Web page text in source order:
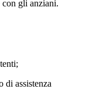
con gli anziani.
di assistenza